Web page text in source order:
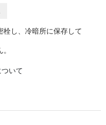
栓し、冷暗所に保存して
いて